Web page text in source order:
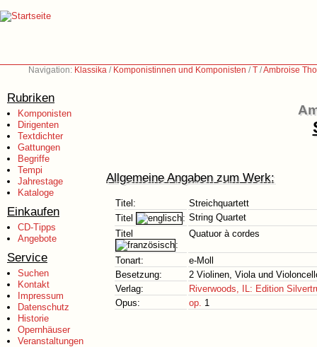
Navigation: Klassika / Komponistinnen und Komponisten /T /Ambroise
Rubriken
Komponisten
Dirigenten
Textdichter
Gattungen
Begriffe
Tempi
Jahrestage
Kataloge
Einkaufen
CD-Tipps
Angebote
Service
Suchen
Kontakt
Impressum
Datenschutz
Historie
Opernhäuser
Veranstaltungen
Allgemeine Angaben zum Werk:
Titel:
Streichquartett
Titel
: String Quartet
Titel
:
Quatuor à cordes
Tonart:
e-Moll
Besetzung:
2 Violinen, Viola und
Verlag:
Riverwoods, IL: Edition
Opus:
op. 1